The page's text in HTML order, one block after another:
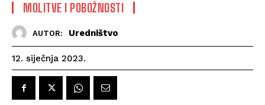
MOLITVE I POBOŽNOSTI
AUTOR: Uredništvo
12. siječnja 2023.